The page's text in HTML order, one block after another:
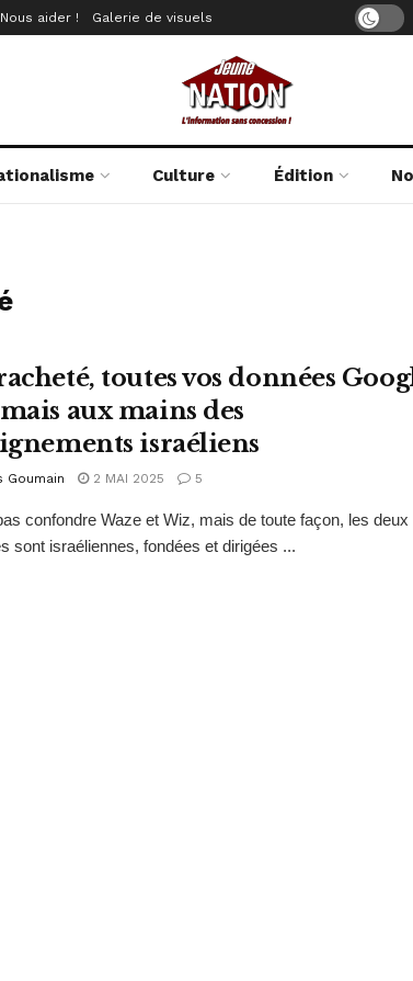
Nous aider ! Galerie de visuels
Culture Édition
toutes vos données
aux mains des
israéliens
Goumain 2 MAI 2025 5
confondre Waze et Wiz, mais de toute façon, les deux
sont israéliennes, fondées et dirigées ...